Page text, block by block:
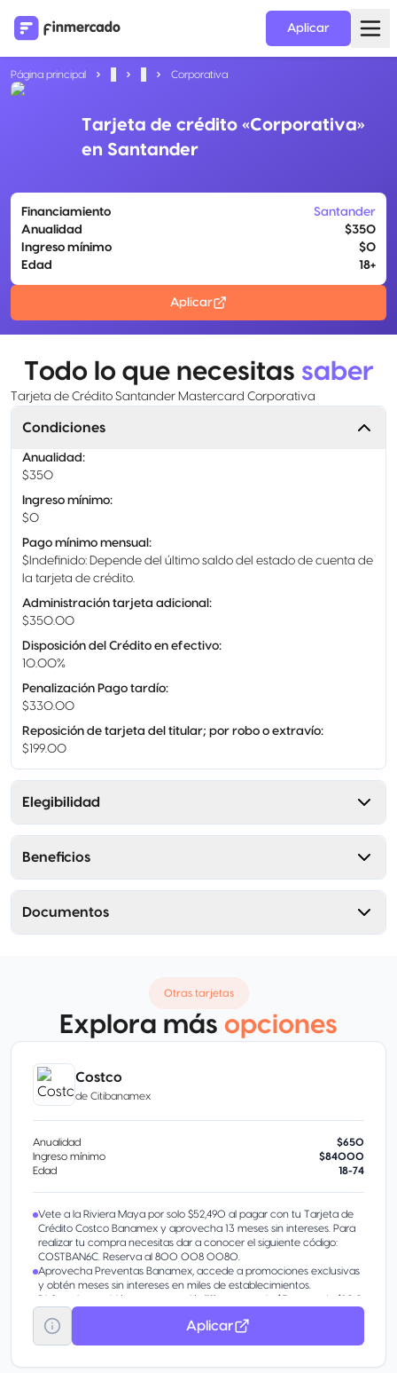
Aplicar
Página principal Corporativa
Tarjeta de crédito «Corporativa»
en Santander
Financiamiento
Santander
Anualidad
$350
Ingreso mínimo
$0
Edad
18+
Aplicar
Todo lo que necesitas saber
Tarjeta de Crédito Santander Mastercard Corporativa
Condiciones
Anualidad:
$350
Ingreso mínimo:
$0
Pago mínimo mensual :
$Indefinido: Depende del último saldo del estado de cuenta de
la tarjeta de crédito.
Administración tarjeta adicional :
$350.00
Disposición del Crédito en efectivo:
10.00%
Penalización Pago tardío:
$330.00
Reposición de tarjeta del titular; por robo o extravío:
$199.00
Elegibilidad
Beneficios
Documentos
Otras tarjetas
Explora más opciones
Costco
de Citibanamex
Anualidad
$650
Ingreso mínimo
$84000
Edad
18-74
Vete a la Riviera Maya por solo $52,490 al pagar con tu Tarjeta de
Crédito Costco Banamex y aprovecha 13 meses sin intereses. Para
realizar tu compra necesitas dar a conocer el siguiente código:
COSTBAN6C. Reserva al 800 008 0080.
Aprovecha Preventas Banamex, accede a promociones exclusivas
y obtén meses sin intereses en miles de establecimientos.
Disfruta la comisión por promoción(11) y paga solo $5 por cada $100
que retires o transfieras.
Aplicar